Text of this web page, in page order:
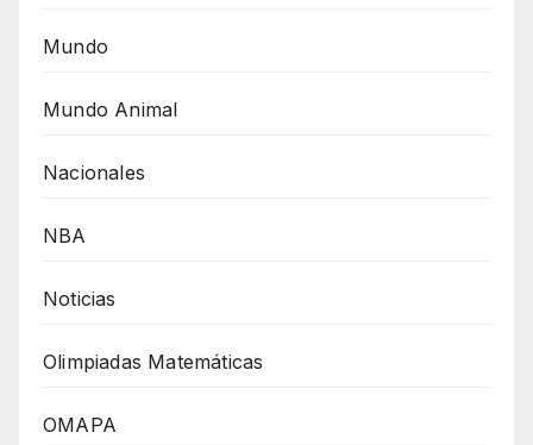
Mundo
Mundo Animal
Nacionales
NBA
Noticias
Olimpiadas Matemáticas
OMAPA